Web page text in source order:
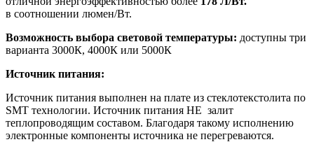
в соотношении люмен/Вт.
Возможность выбора световой температуры: доступны три
варианта 3000К, 4000К или 5000К
Источник питания:
Источник питания выполнен на плате из стеклотекстолита по
SMT технологии. Источник питания НЕ залит
теплопроводящим составом. Благодаря такому исполнению
электронные компоненты источника не перегреваются.